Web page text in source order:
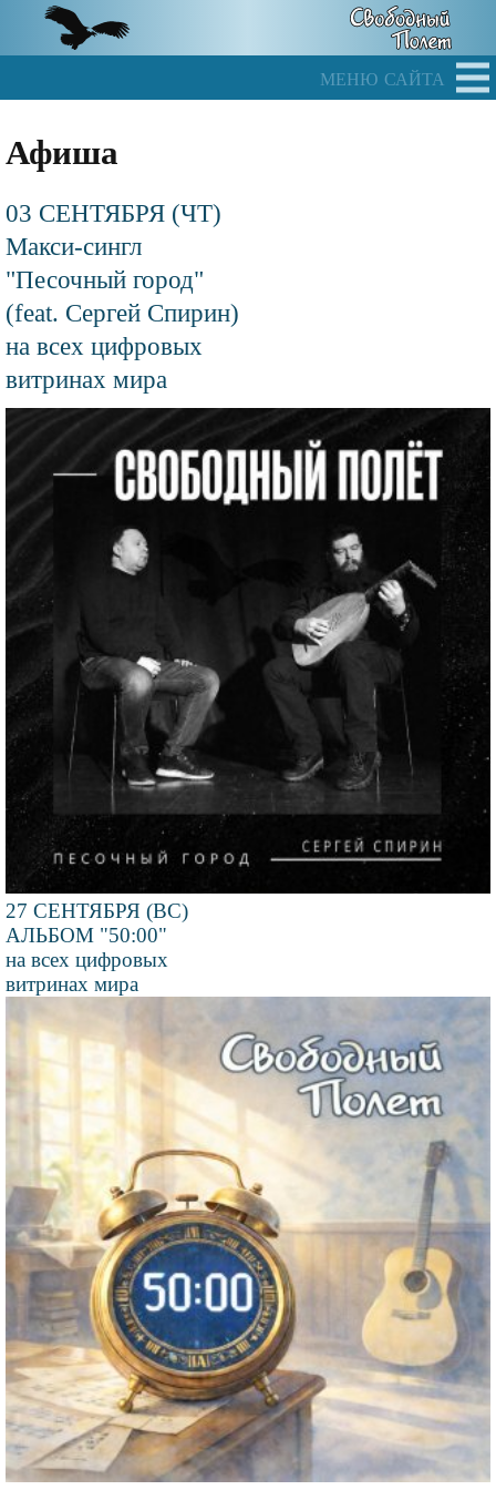
main
меню сайта
Афиша
03 СЕНТЯБРЯ (ЧТ)
Макси-сингл
"Песочный город"
(feat. Сергей Спирин)
на всех цифровых
витринах мира
изображения
27 СЕНТЯБРЯ (ВС)
АЛЬБОМ "50:00"
на всех цифровых
витринах мира
изображения